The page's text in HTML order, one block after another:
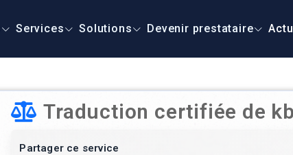
Services Solutions Devenir prestataire
Traduction certifiée de
Partager ce service